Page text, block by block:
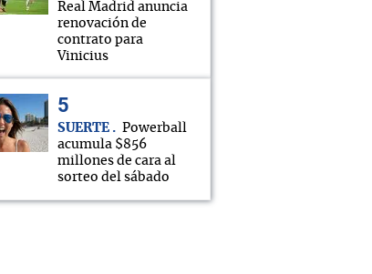
Real Madrid anuncia
renovación de
contrato para
Vinicius
SUERTE
Powerball
acumula $856
millones de cara al
sorteo del sábado